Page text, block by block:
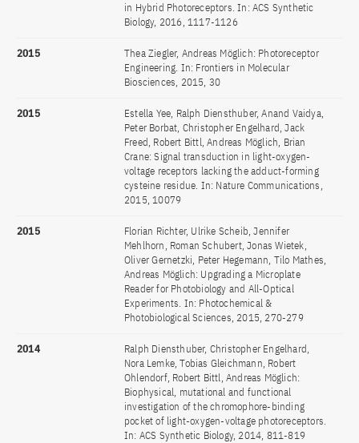
in Hybrid Photoreceptors. In: ACS Synthetic
Biology, 2016, 1117-1126
2015
Thea Ziegler, Andreas Möglich: Photoreceptor
Engineering. In: Frontiers in Molecular
Biosciences, 2015, 30
2015
Estella Yee, Ralph Diensthuber, Anand Vaidya,
Peter Borbat, Christopher Engelhard, Jack
Freed, Robert Bittl, Andreas Möglich, Brian
Crane: Signal transduction in light-oxygen-
voltage receptors lacking the adduct-forming
cysteine residue. In: Nature Communications,
2015, 10079
2015
Florian Richter, Ulrike Scheib, Jennifer
Mehlhorn, Roman Schubert, Jonas Wietek,
Oliver Gernetzki, Peter Hegemann, Tilo Mathes,
Andreas Möglich: Upgrading a Microplate
Reader for Photobiology and All-Optical
Experiments. In: Photochemical &
Photobiological Sciences, 2015, 270-279
2014
Ralph Diensthuber, Christopher Engelhard,
Nora Lemke, Tobias Gleichmann, Robert
Ohlendorf, Robert Bittl, Andreas Möglich:
Biophysical, mutational and functional
investigation of the chromophore-binding
pocket of light-oxygen-voltage photoreceptors.
In: ACS Synthetic Biology, 2014, 811-819